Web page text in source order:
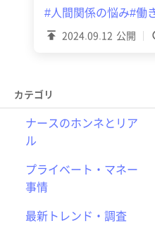
2024.09.12 公開
#人間関係の悩み#働
カテゴリ
ナースのホンネとリア
ル
プライベート・マネー
事情
最新トレンド・調査